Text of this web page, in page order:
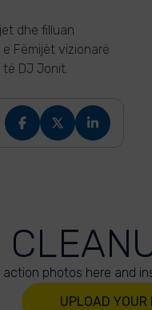
dhe filluan
Fëmijët vizionarë
DJ Jonit.
action photos here and
UPLOAD YOUR